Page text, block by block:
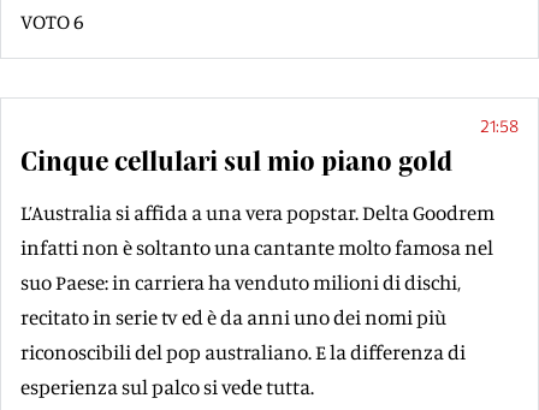
VOTO 6
21:58
Cinque cellulari sul mio piano gold
L’Australia si affida a una vera popstar. Delta Goodrem
infatti non è soltanto una cantante molto famosa nel
suo Paese: in carriera ha venduto milioni di dischi,
recitato in serie tv ed è da anni uno dei nomi più
riconoscibili del pop australiano. E la differenza di
esperienza sul palco si vede tutta.